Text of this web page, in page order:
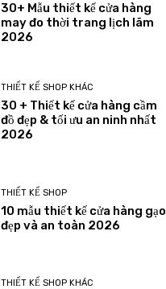
30+ Mẫu thiết kế cửa hàng
may đo thời trang lịch lãm
2026
THIẾT KẾ SHOP KHÁC
30 + Thiết kế cửa hàng cầm
đồ đẹp & tối ưu an ninh nhất
2026
THIẾT KẾ SHOP
10 mẫu thiết kế cửa hàng gạo
đẹp và an toàn 2026
THIẾT KẾ SHOP KHÁC